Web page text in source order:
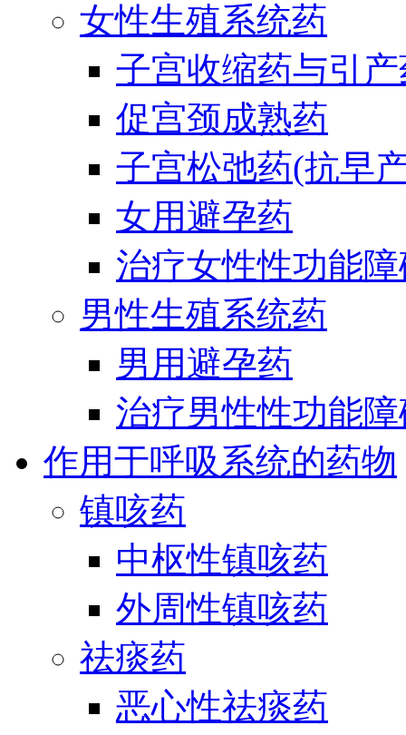
女性生殖系统药
子宫收缩药与引
促宫颈成熟药
子宫松弛药(抗早
女用避孕药
治疗女性性功能
男性生殖系统药
男用避孕药
治疗男性性功能
作用于呼吸系统的药物
镇咳药
中枢性镇咳药
外周性镇咳药
祛痰药
恶心性祛痰药